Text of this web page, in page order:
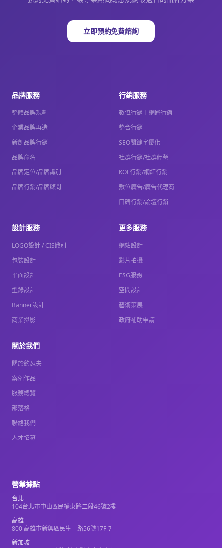
立即預約免費諮詢
品牌服務
整體品牌規劃
企業品牌再造
新創品牌行銷
品牌命名
品牌定位/品牌識別
品牌行銷/品牌顧問
行銷服務
數位行銷｜網路行銷
整合行銷
SEO關鍵字優化
社群行銷/社群經營
KOL行銷/網紅行銷
數位廣告/廣告代理商
口碑行銷/論壇行銷
設計服務
LOGO設計 / CIS識別
包裝設計
平面設計
型錄設計
Banner設計
商業攝影
更多服務
網站設計
影片拍攝
ESG服務
空間設計
藝術策展
政府補助申請
關於我們
關於約瑟夫
案例作品
服務總覽
部落格
聯絡我們
人才招募
營業據點
台北
104台北市中山區民權東路二段46號2樓
高雄
800 高雄市新興區民生一路56號17F-7
新加坡